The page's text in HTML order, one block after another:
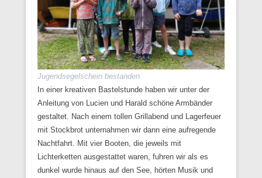
Jugendsegelschein bestanden
In einer kreativen Bastelstunde haben wir unter der
Anleitung von Lucien und Harald schöne Armbänder
gestaltet. Nach einem tollen Grillabend und Lagerfeuer
mit Stockbrot unternahmen wir dann eine aufregende
Nachtfahrt. Mit vier Booten, die jeweils mit
Lichterketten ausgestattet waren, fuhren wir als es
dunkel wurde hinaus auf den See, hörten Musik und